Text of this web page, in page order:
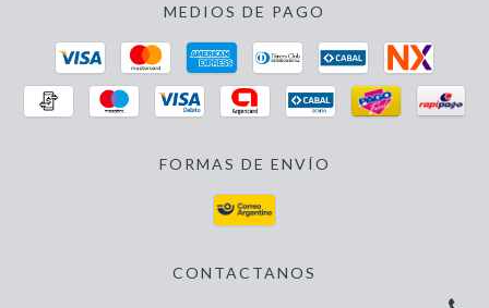
MEDIOS DE PAGO
FORMAS DE ENVÍO
CONTACTANOS